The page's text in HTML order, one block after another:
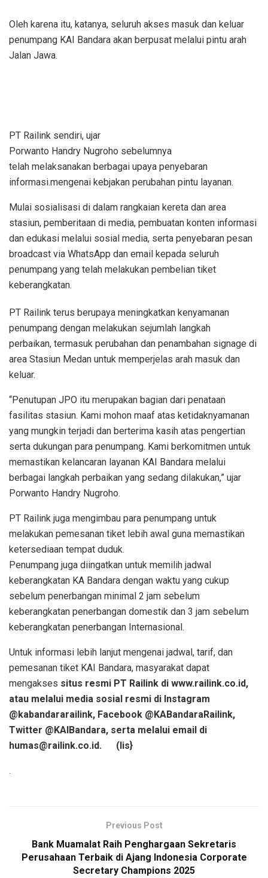
Oleh karena itu, katanya, seluruh akses masuk dan keluar
penumpang KAI Bandara akan berpusat melalui pintu arah
Jalan Jawa.
PT Railink sendiri, ujar
Porwanto Handry Nugroho sebelumnya
telah melaksanakan berbagai upaya penyebaran
informasi.mengenai kebjakan perubahan pintu layanan.
Mulai sosialisasi di dalam rangkaian kereta dan area
stasiun, pemberitaan di media, pembuatan konten informasi
dan edukasi melalui sosial media, serta penyebaran pesan
broadcast via WhatsApp dan email kepada seluruh
penumpang yang telah melakukan pembelian tiket
keberangkatan.
PT Railink terus berupaya meningkatkan kenyamanan
penumpang dengan melakukan sejumlah langkah
perbaikan, termasuk perubahan dan penambahan signage di
area Stasiun Medan untuk memperjelas arah masuk dan
keluar.
“Penutupan JPO itu merupakan bagian dari penataan
fasilitas stasiun. Kami mohon maaf atas ketidaknyamanan
yang mungkin terjadi dan berterima kasih atas pengertian
serta dukungan para penumpang. Kami berkomitmen untuk
memastikan kelancaran layanan KAI Bandara melalui
berbagai langkah perbaikan yang sedang dilakukan,” ujar
Porwanto Handry Nugroho.
PT Railink juga mengimbau para penumpang untuk
melakukan pemesanan tiket lebih awal guna memastikan
ketersediaan tempat duduk.
Penumpang juga diingatkan untuk memilih jadwal
keberangkatan KA Bandara dengan waktu yang cukup
sebelum penerbangan minimal 2 jam sebelum
keberangkatan penerbangan domestik dan 3 jam sebelum
keberangkatan penerbangan Internasional.
Untuk informasi lebih lanjut mengenai jadwal, tarif, dan
pemesanan tiket KAI Bandara, masyarakat dapat
mengakses situs resmi PT Railink di www.railink.co.id,
atau melalui media sosial resmi di Instagram
@kabandararailink, Facebook @KABandaraRailink,
Twitter @KAIBandara, serta melalui email di
humas@railink.co.id.
(lis}
.
Previous Post
Bank Muamalat Raih Penghargaan Sekretaris
Perusahaan Terbaik di Ajang Indonesia Corporate
Secretary Champions 2025